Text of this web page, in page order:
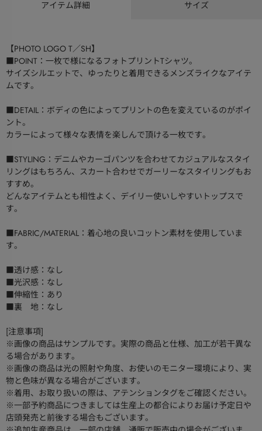
アイテム詳細 サイズ
【PHOTO LOGO T／SH】
■POINT：一枚で様になるフォトプリントTシャツ。
サイズシルエットで、ゆったりと着用できるメンズライクなアイテ
ムです。
■DETAIL：ボディの色によってプリントの色を変えているのがポイ
ント。
カラーによって様々な表情を楽しんで頂ける一枚です。
■STYLING：デニムやカーゴパンツを合わせてカジュアルなスタイ
リングはもちろん、スカート合わせでガーリーなスタイリングもお
すすめ。
どんなアイテムとも相性よく、デイリー使いしやすいトップスで
す。
■FABRIC/MATERIAL：着心地の良いコットン素材を使用していま
す。
■透け感：なし
■光沢感：なし
■伸縮性：あり
■裏 地：なし
[注意事項]
※画像の商品はサンプルです。実際の商品と仕様、加工が若干異な
る場合があります。
※画像の商品は光の照射や角度、お使いのモニター環境により、実
物と色味が異なる場合がございます。
※着用、お取り扱いの際は、アテンションタグをご確認ください。
※一部予約商品につきましては生産上の都合によりお届け予定日や
店頭発売と前後する場合もございます。